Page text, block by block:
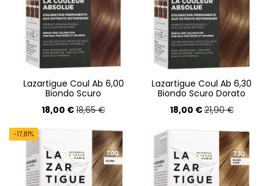
Lazartigue Coul Ab 6,00
Biondo Scuro
18,00 €18,65 €
Lazartigue Coul Ab 6,30
Biondo Scuro Dorato
18,00 €21,90 €
-17,81%